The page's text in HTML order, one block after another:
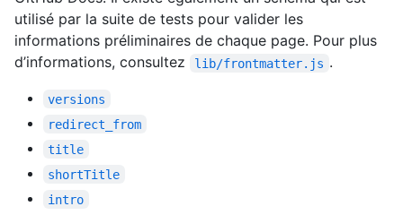
utilisé par la suite de tests pour valider les
informations préliminaires de chaque page. Pour plus
d’informations, consultez
lib/frontmatter.js .
versions
redirect_from
title
shortTitle
intro